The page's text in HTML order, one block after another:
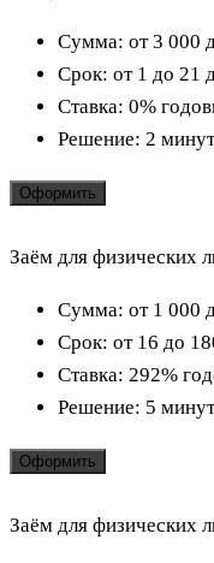
Сумма: от 3 000
Срок: от 1 до 21
Ставка: 0%
Решение: 2
Оформить
Заём для физических
Сумма: от 1 000
Срок: от 16 до
Ставка: 292%
Решение: 5 минут
Оформить
Заём для физических